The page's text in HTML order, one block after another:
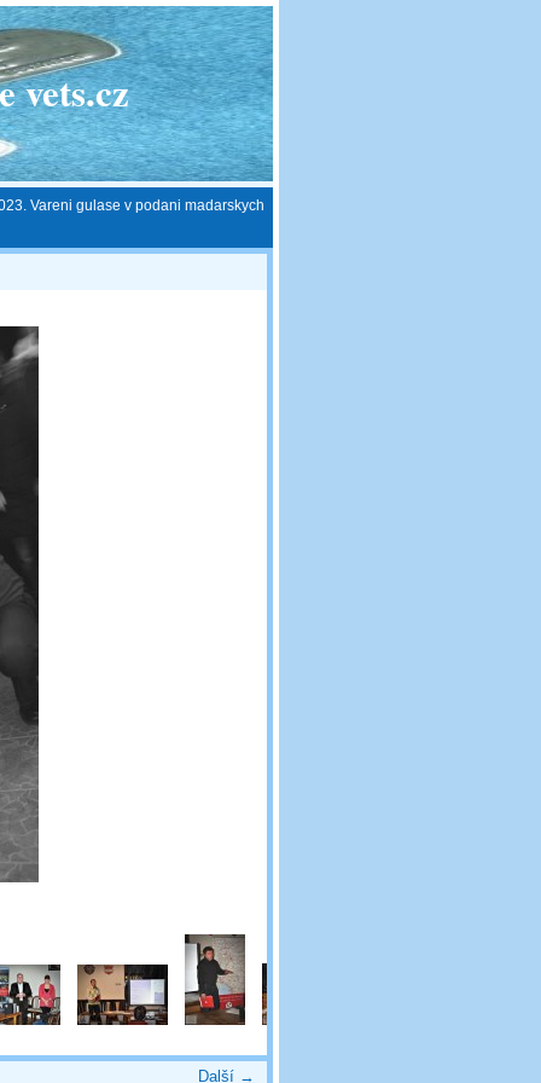
vets.cz
Vareni gulase v podani madarskych
Další →